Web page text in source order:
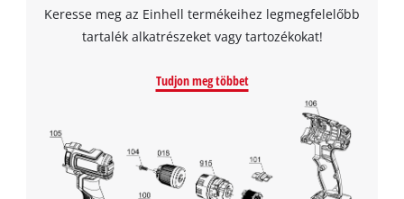
Keresse meg az Einhell termékeihez legmegfelelőbb
tartalék alkatrészeket vagy tartozékokat!
Tudjon meg többet